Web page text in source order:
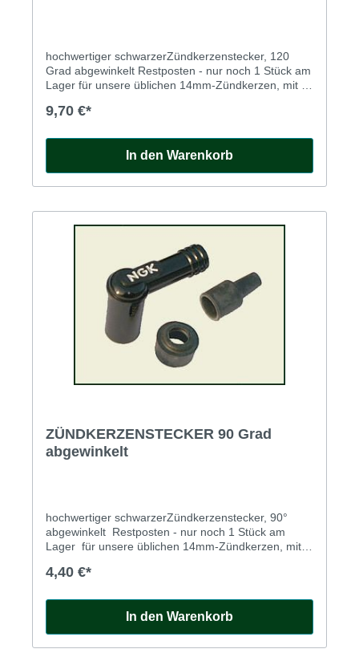
hochwertiger schwarzerZündkerzenstecker, 120
Grad abgewinkelt Restposten - nur noch 1 Stück am
Lager für unsere üblichen 14mm-Zündkerzen, mit 5
Wasserschutzkappen, die gleichzeitig auch für
Schraubverbindung zum Zündkabel
9,70 €*
In den Warenkorb
ZÜNDKERZENSTECKER 90 Grad
abgewinkelt
hochwertiger schwarzerZündkerzenstecker, 90°
abgewinkelt Restposten - nur noch 1 Stück am
Lager für unsere üblichen 14mm-Zündkerzen, mit 5
Wasserschutzkappen, die gleichzeitig auch für
Schraubverbindung zum Zündkabel
4,40 €*
In den Warenkorb